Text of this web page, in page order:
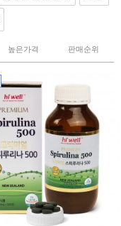
높은가격 판매순위